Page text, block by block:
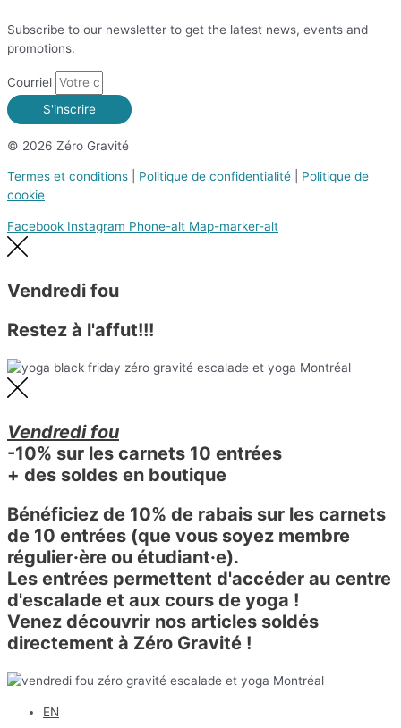
Subscribe to our newsletter to get the latest news, events and
promotions.
Courriel
S'inscrire
© 2026 Zéro Gravité
Termes et conditions Politique de confidentialité
Politique de
cookie
Facebook Instagram Phone-alt Map-marker-alt
Vendredi fou
Restez à l'affut!!!
Vendredi fou
-10% sur les carnets 10 entrées
+ des soldes en boutique
Bénéficiez de 10% de rabais sur les carnets
de 10 entrées (que vous soyez membre
régulier·ère ou étudiant·e).
Les entrées permettent d'accéder au centre
d'escalade et aux cours de yoga !
Venez découvrir nos articles soldés
directement à Zéro Gravité !
EN